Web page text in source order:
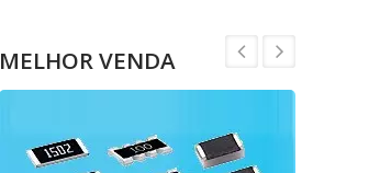
MELHOR VENDA